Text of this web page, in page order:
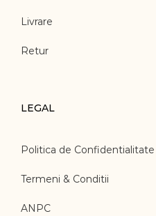
Livrare
Retur
LEGAL
Politica de Confidentialitate
Termeni & Conditii
ANPC